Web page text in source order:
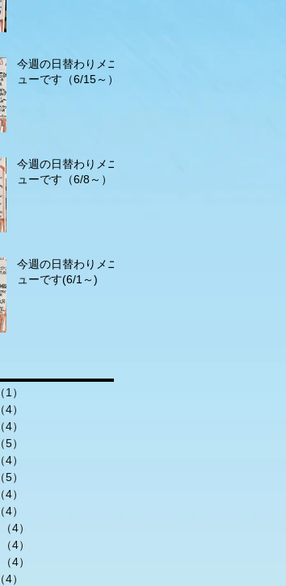
今週の日替わりメニ
ューです（6/15～）
今週の日替わりメニ
ューです（6/8～）
今週の日替わりメニ
ューです(6/1～)
（1）
（4）
（4）
（5）
（4）
（5）
（4）
（4）
（4）
（4）
（4）
（4）